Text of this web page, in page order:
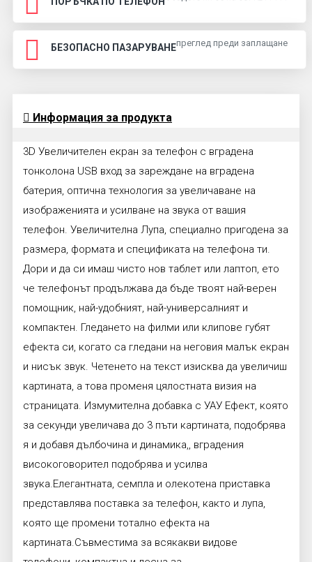
БЕЗОПАСНО ПАЗАРУВАНЕпреглед преди заплащане
Информация за продукта
3D Увеличителен екран за телефон с вградена
тонколона USB вход за зареждане на вградена
батерия, оптична технология за увеличаване на
изображенията и усилване на звука от вашия
телефон. Увеличителна Лупа, специално пригодена за
размера, формата и спецификата на телефона ти.
Дори и да си имаш чисто нов таблет или лаптоп, ето
че телефонът продължава да бъде твоят най-верен
помощник, най-удобният, най-универсалният и
компактен. Гледането на филми или клипове губят
ефекта си, когато са гледани на неговия малък екран
и нисък звук. Четенето на текст изисква да увеличиш
картината, а това променя цялостната визия на
страницата. Измумителна добавка с УАУ Ефект, която
за секунди увеличава до 3 пъти картината, подобрява
я и добавя дълбочина и динамика,, вградения
високоговорител подобрява и усилва
звука.Елегантната, семпла и олекотена приставка
представлява поставка за телефон, както и лупа,
която ще промени тотално ефекта на
картината.Съвместима за всякакви видове